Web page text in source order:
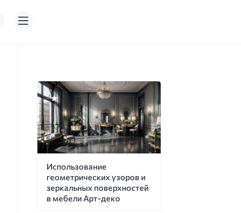
Использование
геометрических узоров и
зеркальных поверхностей
в мебели Арт-деко